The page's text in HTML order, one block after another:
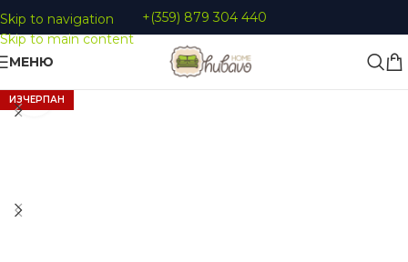
Skip to navigation
Skip to main content
+(359) 879 304 440
МЕНЮ
ИЗЧЕРПАНУвеличи